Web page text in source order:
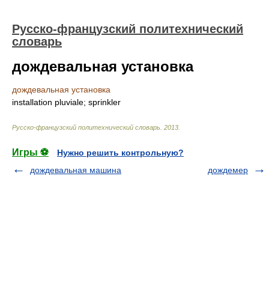
Русско-французский политехнический
словарь
дождевальная установка
дождевальная установка
installation pluviale; sprinkler
Русско-французский политехнический словарь 2013
Игры ⚽
Нужно решить контрольную?
дождевальная машина
дождемер